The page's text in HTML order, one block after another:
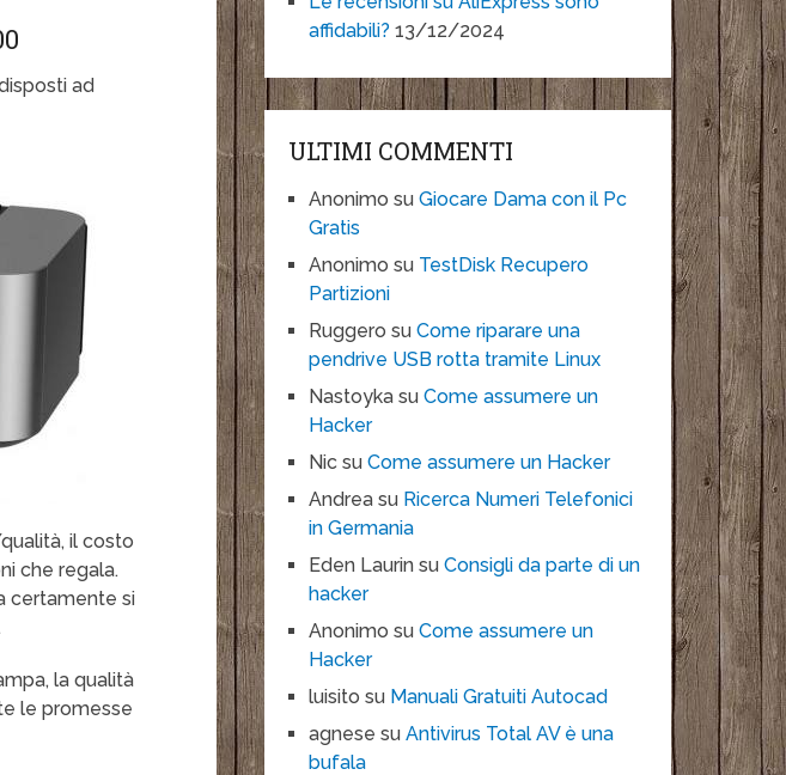
ad
il costo
che regala.
certamente si
la qualità
le promesse
affidabili? 13/12/2024
ULTIMI COMMENTI
Anonimo suGiocare Dama con il Pc
Gratis
Anonimo su TestDisk Recupero
Partizioni
Ruggero suCome riparare una
pendrive USB rotta tramite Linux
Nastoyka suCome assumere un
Hacker
Nic suCome assumere un Hacker
Andrea su Ricerca Numeri Telefonici
in Germania
Eden Laurin suConsigli da parte di un
hacker
Anonimo suCome assumere un
Hacker
luisito su Manuali Gratuiti Autocad
agnese suAntivirus Total AV è una
bufala